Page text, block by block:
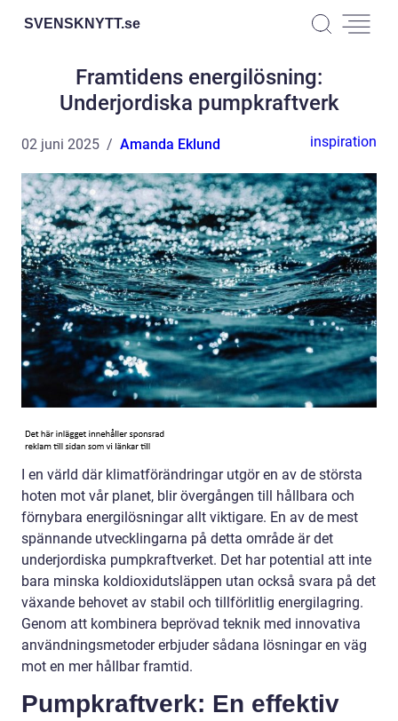
SVENSKNYTT.se
Framtidens energilösning:
Underjordiska pumpkraftverk
02 juni 2025 Amanda Eklund inspiration
I en värld där klimatförändringar utgör en av de största
hoten mot vår planet, blir övergången till hållbara och
förnybara energilösningar allt viktigare. En av de mest
spännande utvecklingarna på detta område är det
underjordiska pumpkraftverket. Det har potential att inte
bara minska koldioxidutsläppen utan också svara på det
växande behovet av stabil och tillförlitlig energilagring.
Genom att kombinera beprövad teknik med innovativa
användningsmetoder erbjuder sådana lösningar en väg
mot en mer hållbar framtid.
Pumpkraftverk: En effektiv